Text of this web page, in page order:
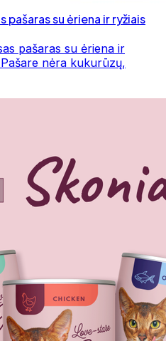
pašaras su ėriena ir ryžiais
pašaras su ėriena ir
nėra kukurūzų,